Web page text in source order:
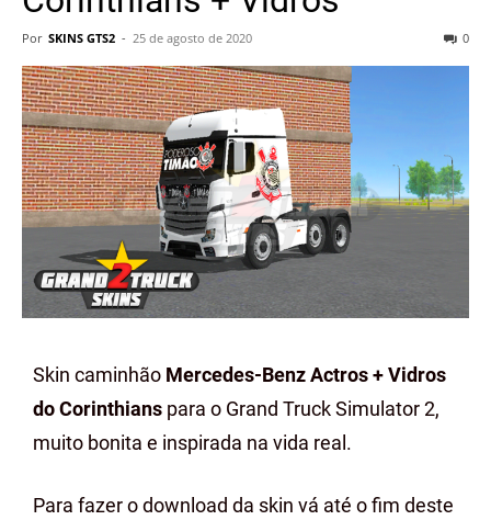
Por SKINS GTS2 - 25 de agosto de 2020 0
Skin caminhão Mercedes-Benz Actros + Vidros
do Corinthians para o Grand Truck Simulator 2,
muito bonita e inspirada na vida real.
Para fazer o download da skin vá até o fim deste